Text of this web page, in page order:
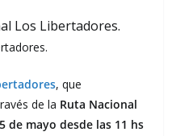
, que
de la Ruta Nacional
de mayo desde las 11 hs